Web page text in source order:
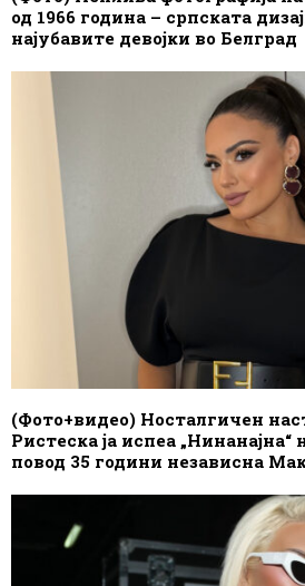
од 1966 година – српската
најубавите девојки во Белград
(Фото+видео) Носталгичен
Ристеска ја испеа „Нинанајна“
повод 35 години независна